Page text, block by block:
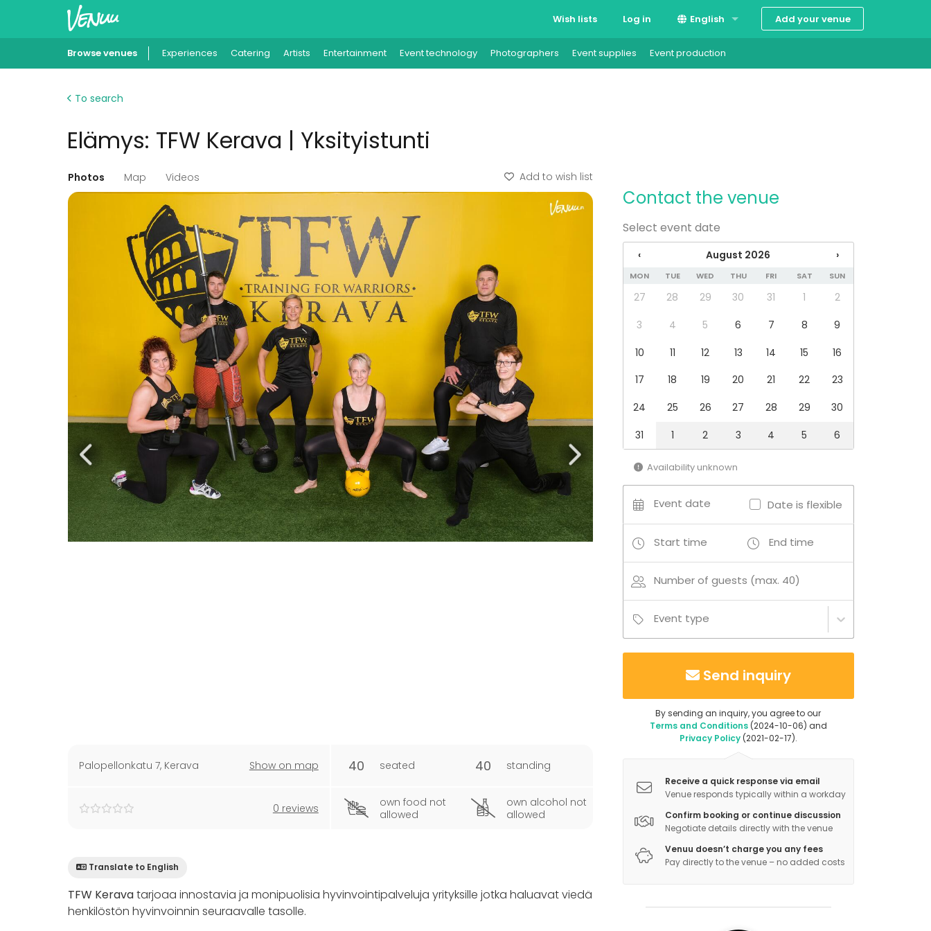
Wish lists Log in English
Suomi
Add your venue
Browse venues Experiences Catering Artists Entertainment Event technology Photographers Event supplies Event production
To search
Elämys: TFW Kerava | Yksityistunti
Photos Map Videos Add to wish list
Palopellonkatu 7, Kerava Show on map
0 reviews
40 seated 40 standing
own food not
allowed
own alcohol not
allowed
Translate to English
TFW Keravatarjoaa innostavia ja monipuolisia hyvinvointipalveluja yrityksille jotka haluavat viedä
henkilöstön hyvinvoinnin seuraavalle tasolle.
Contact the venue
Select event date
‹ August 2026 ›
MON TUE WED THU FRI SAT SUN
27 28 29 30 31 1
2
3
4 5 6 7 8
9
10
11 12 13 14 15
16
17
18 19 20 21 22
23
24
25 26 27 28 29
30
31
1 2 3 4 5 6
Availability unknown
Event date Date is flexible
Start time End time
Number of guests (max. 40)
Event type
Send inquiry
By sending an inquiry, you agree to our
Terms and Conditions(2024-10-06) and
Privacy Policy(2021-02-17).
Receive a quick response via email
Venue responds typically within a workday
Confirm booking or continue discussion
Negotiate details directly with the venue
Venuu doesn’t charge you any fees
Pay directly to the venue – no added costs